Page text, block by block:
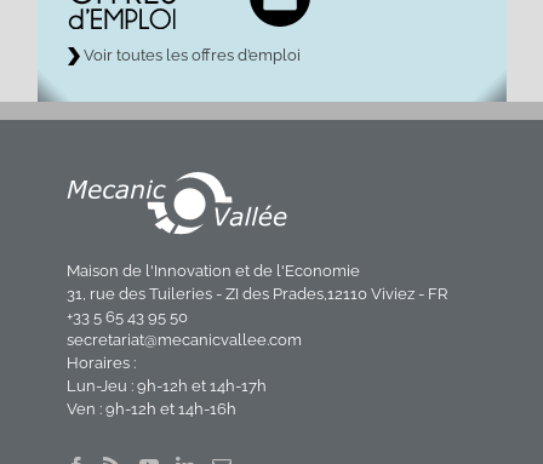
Voir toutes les offres d’emploi
Maison de l'Innovation et de l'Economie
31, rue des Tuileries - ZI des Prades,12110 Viviez - FR
+33 5 65 43 95 50
secretariat@mecanicvallee.com
Horaires :
Lun-Jeu : 9h-12h et 14h-17h
Ven : 9h-12h et 14h-16h